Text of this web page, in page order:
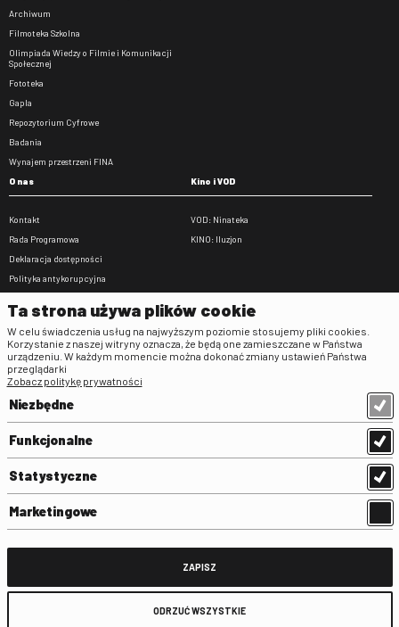
Archiwum
Filmoteka Szkolna
Olimpiada Wiedzy o Filmie i Komunikacji
Społecznej
Fototeka
Gapla
Repozytorium Cyfrowe
Badania
Wynajem przestrzeni FINA
O nas
Kontakt
Rada Programowa
Deklaracja dostępności
Polityka antykorupcyjna
Zamówienia publiczne
Praca w FINA
Kino i VOD
VOD: Ninateka
KINO: Iluzjon
Regulaminy
Klauzula informacyjna RODO
Regulamin użytkowania parkingu
Standardy ochrony małoletnich
Regulamin kina Iluzjon
Ta strona używa plików cookie
W celu świadczenia usług na najwyższym poziomie stosujemy pliki cookies.
Korzystanie z naszej witryny oznacza, że będą one zamieszczane w Państwa
urządzeniu. W każdym momencie można dokonać zmiany ustawień Państwa
przeglądarki
Zobacz politykę prywatności
Niezbędne
Funkcjonalne
Statystyczne
Marketingowe
ZAPISZ
ODRZUĆ WSZYSTKIE